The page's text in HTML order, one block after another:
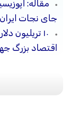
مقاله:
جای نجات
۱۰ تریلیون
اقتصاد بزرگ